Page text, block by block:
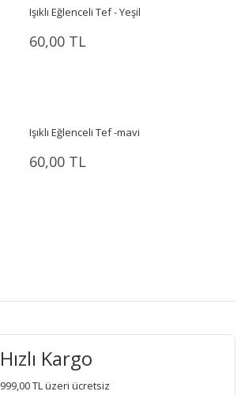
Işıklı Eğlenceli Tef - Yeşil
60,00 TL
Işıklı Eğlenceli Tef -mavi
60,00 TL
Hızlı Kargo
999,00 TL üzeri ücretsiz